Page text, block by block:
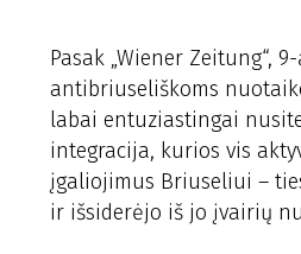
Pasak „Wiener Zeitung“,
antibriuseliškoms
labai entuziastingai
integracija, kurios vis
įgaliojimus Briuseliui –
ir išsiderėjo iš jo įvairių